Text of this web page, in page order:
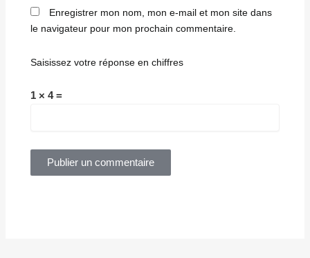
Enregistrer mon nom, mon e-mail et mon site dans
le navigateur pour mon prochain commentaire.
Saisissez votre réponse en chiffres
1 × 4 =